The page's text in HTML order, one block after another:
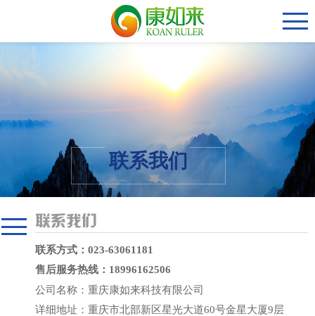
联系我们
联系我们
联系方式 ：023-63061181
售后服务热线：18996162506
公司名称 ： 重庆康如来科技有限公司
详细地址 ： 重庆市北部新区星光大道60号金星大厦9层